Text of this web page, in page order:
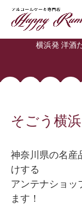
横浜発 洋酒
そごう横
神奈川県の名産
けする
アンテナショッ
ます！